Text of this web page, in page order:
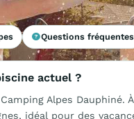
Questions fréquentes
actuel ?
Alpes
idéal pour des